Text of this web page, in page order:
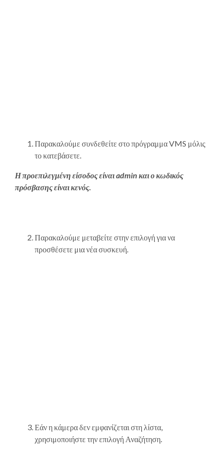
Παρακαλούμε συνδεθείτε στο πρόγραμμα VMS μόλις
το κατεβάσετε.
Η προεπιλεγμένη είσοδος είναι admin και ο κωδικός
πρόσβασης είναι κενός.
Παρακαλούμε μεταβείτε στην επιλογή για να
προσθέσετε μια νέα συσκευή.
Εάν η κάμερα δεν εμφανίζεται στη λίστα,
χρησιμοποιήστε την επιλογή Αναζήτηση.